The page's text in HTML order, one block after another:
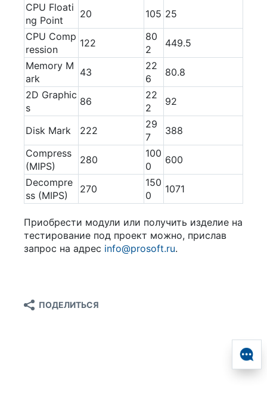
CPU Floati
ng Point
20 105 25
CPU Comp
ression
122
80
2
449.5
Memory M
ark
43
22
6
80.8
2D Graphic
s
86
22
2
92
Disk Mark 222
29
7
388
Compress
(MIPS)
280
100
0
600
Decompre
ss (MIPS)
270
150
0
1071
Приобрести модули или получить изделие на
тестирование под проект можно, прислав
запрос на адрес info@prosoft.ru.
ПОДЕЛИТЬСЯ